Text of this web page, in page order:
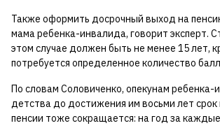
Также оформить досрочный выход на
мама ребенка-инвалида, говорит эксперт.
этом случае должен быть не менее 15 лет,
потребуется определенное количество
По словам Соловиченко, опекунам ребенка-
детства до достижения им восьми лет срок
пенсии тоже сокращается: на год за